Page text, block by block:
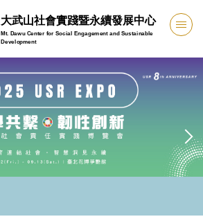
大武山社會實踐暨永續發展中心
Mt. Dawu Center for Social Engagement and Sustainable
Development